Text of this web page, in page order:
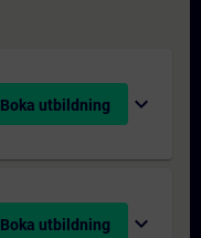
Boka utbildning expand_more
Boka utbildning expand_more